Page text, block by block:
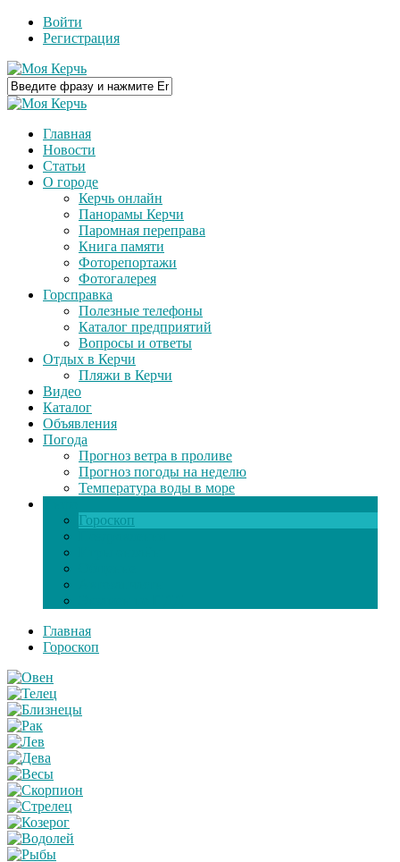
Войти
Регистрация
Главная
Новости
Статьи
О городе
Керчь онлайн
Панорамы Керчи
Паромная переправа
Книга памяти
Фоторепортажи
Фотогалерея
Горсправка
Полезные телефоны
Каталог предприятий
Вопросы и ответы
Отдых в Керчи
Пляжи в Керчи
Видео
Каталог
Объявления
Погода
Прогноз ветра в проливе
Прогноз погоды на неделю
Температура воды в море
Гороскоп
Главная
Гороскоп